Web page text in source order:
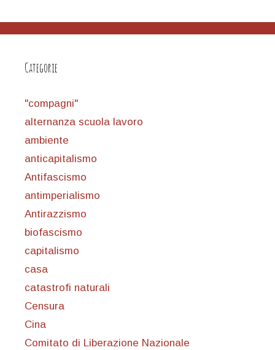
Categorie
"compagni"
alternanza scuola lavoro
ambiente
anticapitalismo
Antifascismo
antimperialismo
Antirazzismo
biofascismo
capitalismo
casa
catastrofi naturali
Censura
Cina
Comitato di Liberazione Nazionale